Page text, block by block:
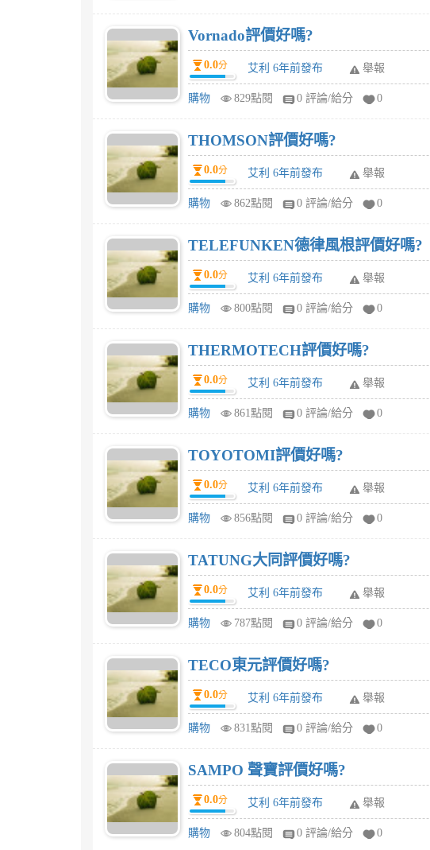
Vornado評價好嗎?
0.0分 艾利 6年前發布 舉報
購物 829點閱 0 評論/給分 0
THOMSON評價好嗎?
0.0分 艾利 6年前發布 舉報
購物 862點閱 0 評論/給分 0
TELEFUNKEN德律風根評價好嗎?
0.0分 艾利 6年前發布 舉報
購物 800點閱 0 評論/給分 0
THERMOTECH評價好嗎?
0.0分 艾利 6年前發布 舉報
購物 861點閱 0 評論/給分 0
TOYOTOMI評價好嗎?
0.0分 艾利 6年前發布 舉報
購物 856點閱 0 評論/給分 0
TATUNG大同評價好嗎?
0.0分 艾利 6年前發布 舉報
購物 787點閱 0 評論/給分 0
TECO東元評價好嗎?
0.0分 艾利 6年前發布 舉報
購物 831點閱 0 評論/給分 0
SAMPO 聲寶評價好嗎?
0.0分 艾利 6年前發布 舉報
購物 804點閱 0 評論/給分 0